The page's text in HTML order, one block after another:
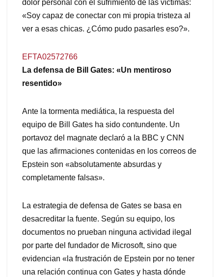
dolor personal con el sufrimiento de las víctimas:
«Soy capaz de conectar con mi propia tristeza al
ver a esas chicas. ¿Cómo pudo pasarles eso?».
EFTA02572766
La defensa de Bill Gates: «Un mentiroso
resentido»
Ante la tormenta mediática, la respuesta del
equipo de Bill Gates ha sido contundente. Un
portavoz del magnate declaró a la BBC y CNN
que las afirmaciones contenidas en los correos de
Epstein son «absolutamente absurdas y
completamente falsas».
La estrategia de defensa de Gates se basa en
desacreditar la fuente. Según su equipo, los
documentos no prueban ninguna actividad ilegal
por parte del fundador de Microsoft, sino que
evidencian «la frustración de Epstein por no tener
una relación continua con Gates y hasta dónde